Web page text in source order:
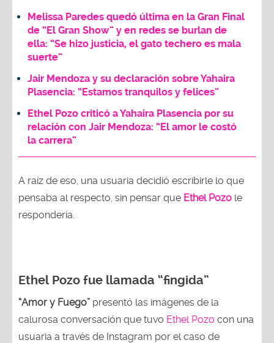
Melissa Paredes quedó última en la Gran Final
de “El Gran Show” y en redes se burlan de
ella: “Se hizo justicia, el gato techero es mala
suerte”
Jair Mendoza y su declaración sobre Yahaira
Plasencia: “Estamos tranquilos y felices”
Ethel Pozo criticó a Yahaira Plasencia por su
relación con Jair Mendoza: “El amor le costó
la carrera”
A raíz de eso, una usuaria decidió escribirle lo que
pensaba al respecto, sin pensar que Ethel Pozo le
respondería.
Ethel Pozo fue llamada “fingida”
“Amor y Fuego” presentó las imágenes de la
calurosa conversación que tuvo Ethel Pozo con una
usuaria a través de Instagram por el caso de